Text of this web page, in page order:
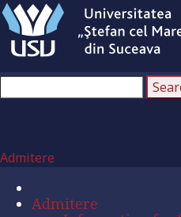
Admitere
Admitere